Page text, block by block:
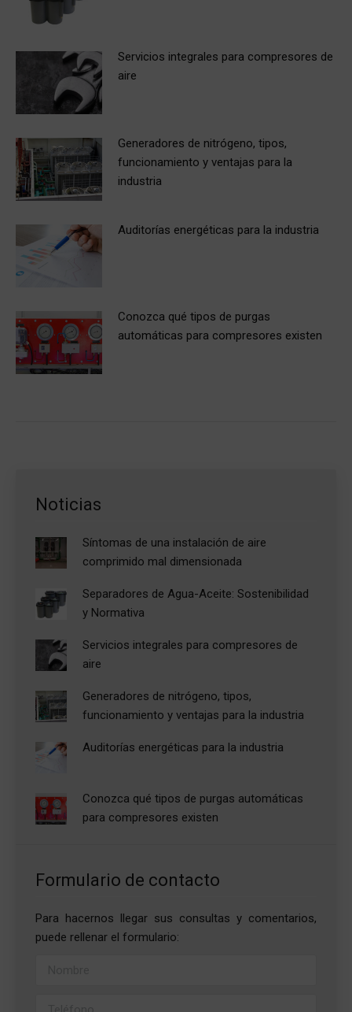
Servicios integrales para compresores de
aire
Generadores de nitrógeno, tipos,
funcionamiento y ventajas para la
industria
Auditorías energéticas para la industria
Conozca qué tipos de purgas
automáticas para compresores existen
Noticias
Síntomas de una instalación de aire
comprimido mal dimensionada
Separadores de Agua-Aceite: Sostenibilidad
y Normativa
Servicios integrales para compresores de
aire
Generadores de nitrógeno, tipos,
funcionamiento y ventajas para la industria
Auditorías energéticas para la industria
Conozca qué tipos de purgas automáticas
para compresores existen
Formulario de contacto
Para hacernos llegar sus consultas y comentarios,
puede rellenar el formulario: